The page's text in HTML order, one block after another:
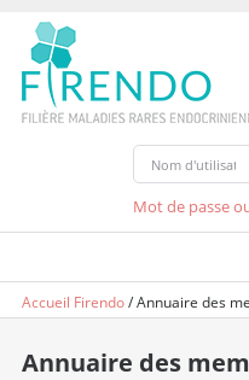
Mot de passe
Accueil Firendo/Annuaire des
Annuaire des